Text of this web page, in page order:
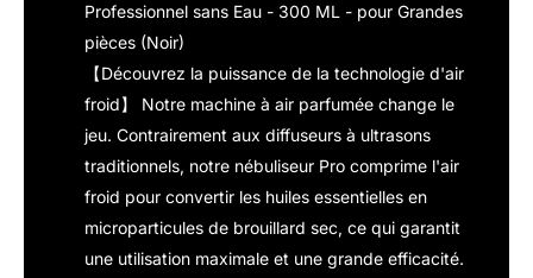
Professionnel sans Eau - 300 ML - pour Grandes
pièces (Noir)
【Découvrez la puissance de la technologie d'air
froid】 Notre machine à air parfumée change le
jeu. Contrairement aux diffuseurs à ultrasons
traditionnels, notre nébuliseur Pro comprime l'air
froid pour convertir les huiles essentielles en
microparticules de brouillard sec, ce qui garantit
une utilisation maximale et une grande efficacité.